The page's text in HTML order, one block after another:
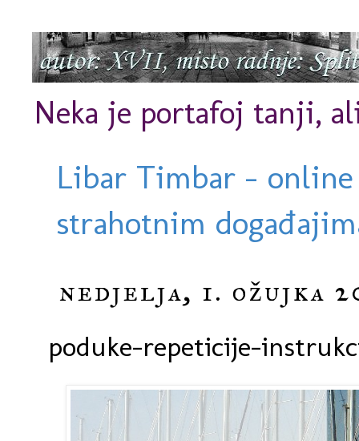
Neka je portafoj tanji,
Libar Timbar -
strahotnim
nedjelja, 1. ožujka
poduke-repeticije-